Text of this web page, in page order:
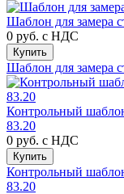
Шаблон для замера
0 руб. с НДС
Купить
Шаблон для замера
Контрольный
83.20
0 руб. с НДС
Купить
Контрольный
83.20